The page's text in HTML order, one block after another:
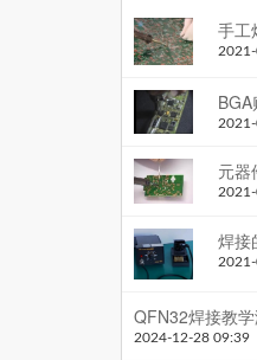
手工
元器
焊接
QFN32焊接教
2024-12-28 09:39